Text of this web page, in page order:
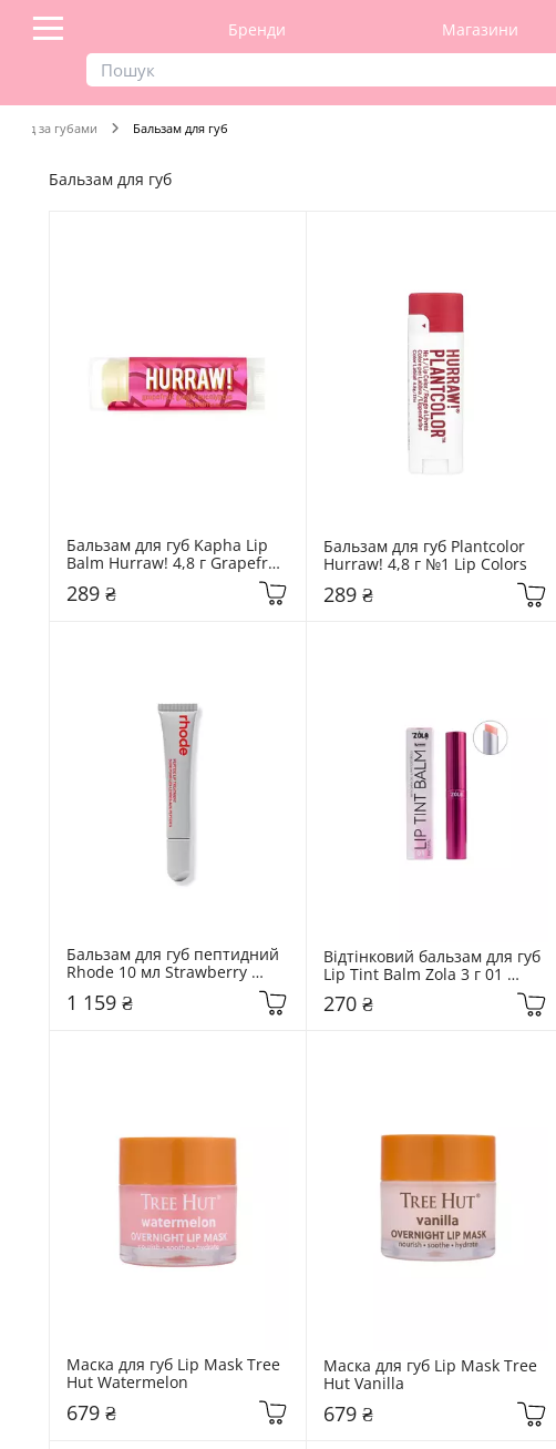
Бренди Магазини
Догляд за губами Бальзам для губ
Бальзам для губ
Бальзам для губ Kapha Lip
Balm Hurraw! 4,8 г Grapefruit
289 ₴
Бальзам для губ Plantcolor
Hurraw! 4,8 г №1 Lip Colors
289 ₴
Бальзам для губ пептидний
Rhode 10 мл Strawberry
1 159 ₴
Відтінковий бальзам для губ
Lip Tint Balm Zola 3 г 01
270 ₴
Маска для губ Lip Mask Tree
Hut Watermelon
679 ₴
Маска для губ Lip Mask Tree
Hut Vanilla
679 ₴